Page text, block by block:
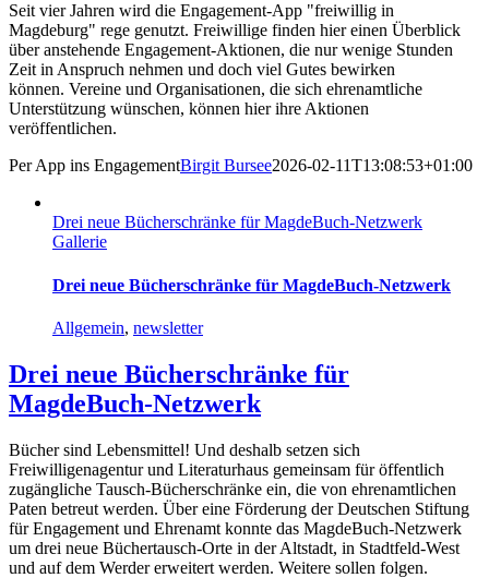
Seit vier Jahren wird die Engagement-App "freiwillig in
Magdeburg" rege genutzt. Freiwillige finden hier einen Überblick
über anstehende Engagement-Aktionen, die nur wenige Stunden
Zeit in Anspruch nehmen und doch viel Gutes bewirken
können. Vereine und Organisationen, die sich ehrenamtliche
Unterstützung wünschen, können hier ihre Aktionen
veröffentlichen.
Per App ins EngagementBirgit Bursee2026-02-11T13:08:53+01:00
Drei neue Bücherschränke für MagdeBuch-Netzwerk
Gallerie
Drei neue Bücherschränke für MagdeBuch-Netzwerk
Allgemein, newsletter
Drei neue Bücherschränke für
MagdeBuch-Netzwerk
Bücher sind Lebensmittel! Und deshalb setzen sich
Freiwilligenagentur und Literaturhaus gemeinsam für öffentlich
zugängliche Tausch-Bücherschränke ein, die von ehrenamtlichen
Paten betreut werden. Über eine Förderung der Deutschen Stiftung
für Engagement und Ehrenamt konnte das MagdeBuch-Netzwerk
um drei neue Büchertausch-Orte in der Altstadt, in Stadtfeld-West
und auf dem Werder erweitert werden. Weitere sollen folgen.